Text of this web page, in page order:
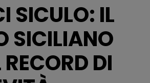
SICULO: IL
SICILIANO
DI